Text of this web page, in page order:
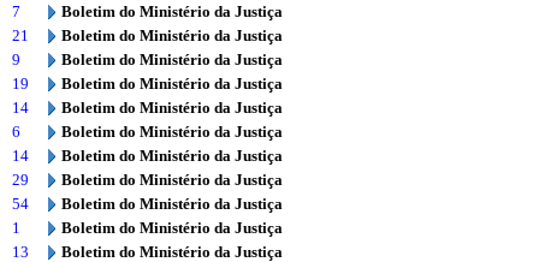
7
Boletim do Ministério da Justiça
21
Boletim do Ministério da Justiça
9
Boletim do Ministério da Justiça
19
Boletim do Ministério da Justiça
14
Boletim do Ministério da Justiça
6
Boletim do Ministério da Justiça
14
Boletim do Ministério da Justiça
29
Boletim do Ministério da Justiça
54
Boletim do Ministério da Justiça
1
Boletim do Ministério da Justiça
13
Boletim do Ministério da Justiça